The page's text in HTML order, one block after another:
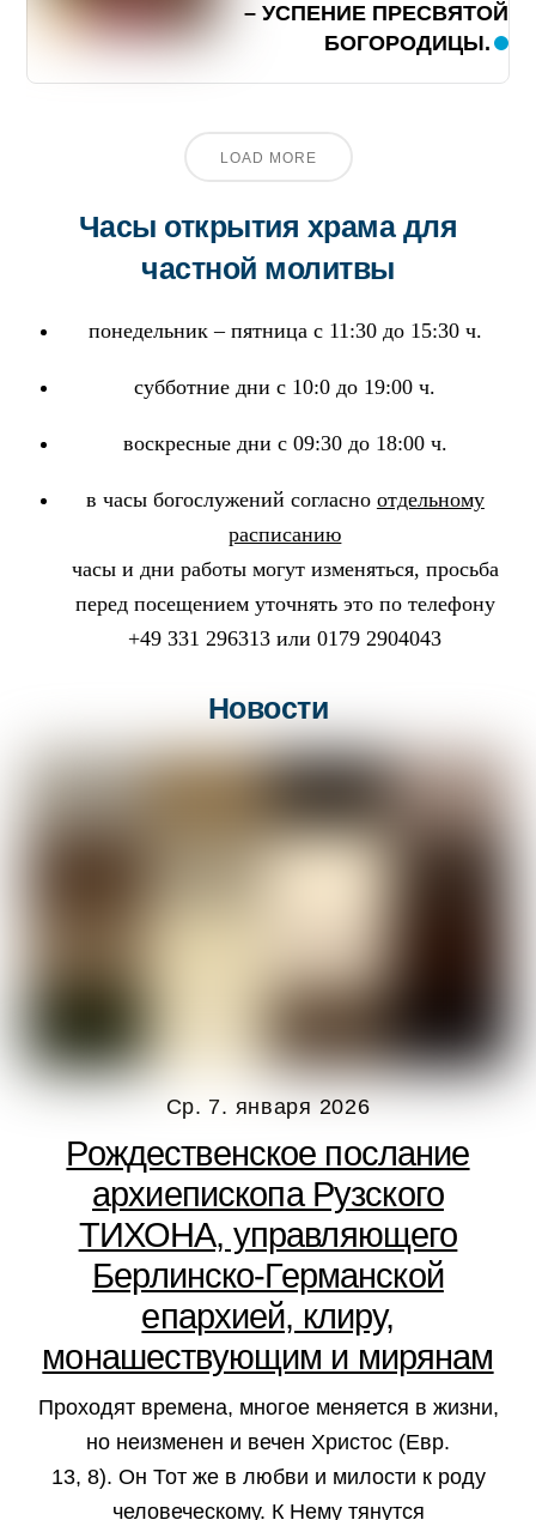
– УСПЕНИЕ ПРЕСВЯТОЙ
БОГОРОДИЦЫ.
LOAD MORE
Часы открытия храма для
частной молитвы
понедельник – пятница с 11:30 до 15:30 ч.
субботние дни с 10:0 до 19:00 ч.
воскресные дни с 09:30 до 18:00 ч.
в часы богослужений согласно отдельному
расписанию
часы и дни работы могут изменяться, просьба
перед посещением уточнять это по телефону
+49 331 296313 или 0179 2904043
Новости
Ср. 7. января 2026
Рождественское послание
архиепископа Рузского
ТИХОНА, управляющего
Берлинско-Германской
епархией, клиру,
монашествующим и мирянам
Проходят времена, многое меняется в жизни,
но неизменен и вечен Христос (Евр.
13, 8). Он Тот же в любви и милости к роду
человеческому. К Нему тянутся